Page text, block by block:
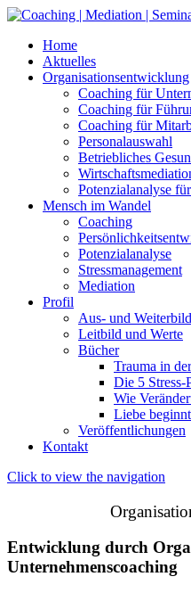
Skip
contentHome
Aktuelles
Organisationsentwicklung
Coaching für
Coaching für
Coaching für
Personalauswahl
Betriebliches
Potenzialanalyse
Mensch im Wandel
Coaching
Potenzialanalyse
Stressmanagement
Mediation
Profil
Aus- und
Leitbild und Werte
Bücher
Trauma in
Die 5 Stress-
Wie
Liebe
Veröffentlichungen
Kontakt
Click to view the navigation
Entwicklung durch
Unternehmenscoaching